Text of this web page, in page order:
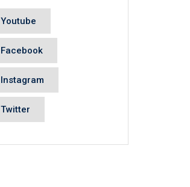
Youtube
Facebook
Instagram
Twitter